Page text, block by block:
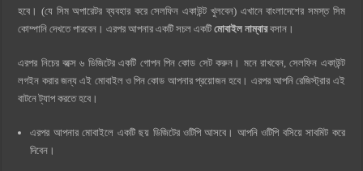
হবে। (যে সিম অপারেটর ব্যবহার করে সেলফিন একাউন্ট খুলবেন) এখানে বাংলাদেশের সমস্ত সিম
কোম্পানি দেখতে পারবেন। এরপর আপনার একটি সচল একটিমোবাইল নাম্বারবসান।
এরপর নিচের বক্সে ৬ ডিজিটের একটি গোপন পিন কোড সেট করুন। মনে রাখবেন, সেলফিন একাউন্ট
লগইন করার জন্য এই মোবাইল ও পিন কোড আপনার প্রয়োজন হবে। এরপর আপনি রেজিস্ট্রার এই
বাটনে ট্যাপ করতে হবে।
এরপর আপনার মোবাইলে একটি ছয় ডিজিটের ওটিপি আসবে। আপনি ওটিপি বসিয়ে সাবমিট করে
দিবেন।